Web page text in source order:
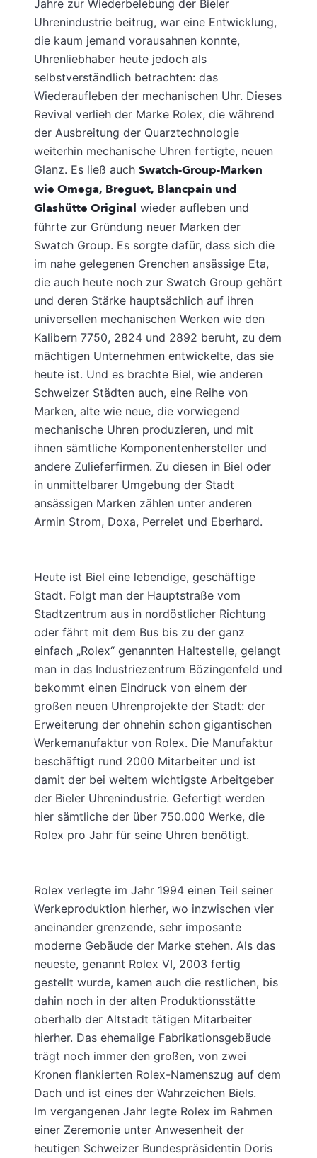
Jahre zur Wiederbelebung der Bieler
Uhrenindustrie beitrug, war eine Entwicklung,
die kaum jemand vorausahnen konnte,
Uhrenliebhaber heute jedoch als
selbstverständlich betrachten: das
Wiederaufleben der mechanischen Uhr. Dieses
Revival verlieh der Marke Rolex, die während
der Ausbreitung der Quarztechnologie
weiterhin mechanische Uhren fertigte, neuen
Glanz. Es ließ auch Swatch-Group-Marken
wie Omega, Breguet, Blancpain und
Glashütte Original wieder aufleben und
führte zur Gründung neuer Marken der
Swatch Group. Es sorgte dafür, dass sich die
im nahe gelegenen Grenchen ansässige Eta,
die auch heute noch zur Swatch Group gehört
und deren Stärke hauptsächlich auf ihren
universellen mechanischen Werken wie den
Kalibern 7750, 2824 und 2892 beruht, zu dem
mächtigen Unternehmen entwickelte, das sie
heute ist. Und es brachte Biel, wie anderen
Schweizer Städten auch, eine Reihe von
Marken, alte wie neue, die vorwiegend
mechanische Uhren produzieren, und mit
ihnen sämtliche Komponentenhersteller und
andere Zulieferfirmen. Zu diesen in Biel oder
in unmittelbarer Umgebung der Stadt
ansässigen Marken zählen unter anderen
Armin Strom, Doxa, Perrelet und Eberhard.
Heute ist Biel eine lebendige, geschäftige
Stadt. Folgt man der Hauptstraße vom
Stadtzentrum aus in nordöstlicher Richtung
oder fährt mit dem Bus bis zu der ganz
einfach „Rolex“ genannten Haltestelle, gelangt
man in das Industriezentrum Bözingenfeld und
bekommt einen Eindruck von einem der
großen neuen Uhrenprojekte der Stadt: der
Erweiterung der ohnehin schon gigantischen
Werkemanufaktur von Rolex. Die Manufaktur
beschäftigt rund 2000 Mitarbeiter und ist
damit der bei weitem wichtigste Arbeitgeber
der Bieler Uhrenindustrie. Gefertigt werden
hier sämtliche der über 750.000 Werke, die
Rolex pro Jahr für seine Uhren benötigt.
Rolex verlegte im Jahr 1994 einen Teil seiner
Werkeproduktion hierher, wo inzwischen vier
aneinander grenzende, sehr imposante
moderne Gebäude der Marke stehen. Als das
neueste, genannt Rolex VI, 2003 fertig
gestellt wurde, kamen auch die restlichen, bis
dahin noch in der alten Produktionsstätte
oberhalb der Altstadt tätigen Mitarbeiter
hierher. Das ehemalige Fabrikationsgebäude
trägt noch immer den großen, von zwei
Kronen flankierten Rolex-Namenszug auf dem
Dach und ist eines der Wahrzeichen Biels.
Im vergangenen Jahr legte Rolex im Rahmen
einer Zeremonie unter Anwesenheit der
heutigen Schweizer Bundespräsidentin Doris